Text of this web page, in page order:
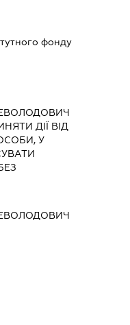
фонду
ДІЇ ВІД
У